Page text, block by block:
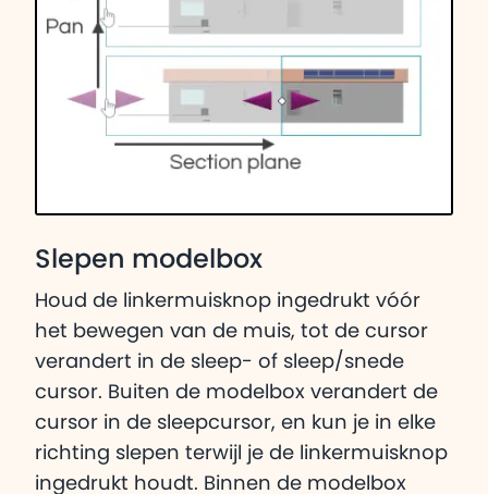
Slepen modelbox
Houd de linkermuisknop ingedrukt vóór
het bewegen van de muis, tot de cursor
verandert in de sleep- of sleep/snede
cursor. Buiten de modelbox verandert de
cursor in de sleepcursor, en kun je in elke
richting slepen terwijl je de linkermuisknop
ingedrukt houdt. Binnen de modelbox